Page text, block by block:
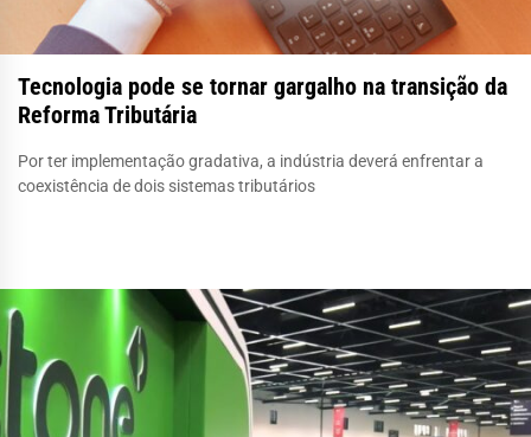
Tecnologia pode se tornar gargalho na transição da
Reforma Tributária
Por ter implementação gradativa, a indústria deverá enfrentar a
coexistência de dois sistemas tributários